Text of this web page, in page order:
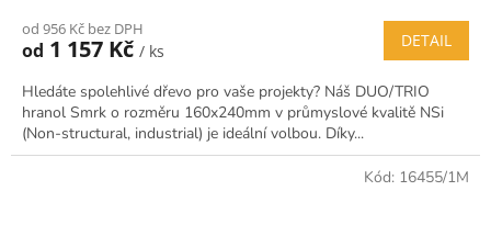
od 956 Kč bez DPH
od 1 157 Kč / ks
DETAIL
Hledáte spolehlivé dřevo pro vaše projekty? Náš DUO/TRIO
hranol Smrk o rozměru 160x240mm v průmyslové kvalitě NSi
(Non-structural, industrial) je ideální volbou. Díky...
Kód: 16455/1M